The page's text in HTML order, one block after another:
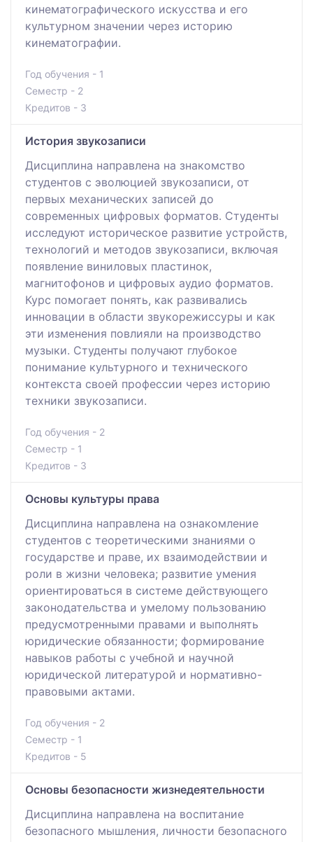
кинематографического искусства и его
культурном значении через историю
кинематографии.
Год обучения - 1
Семестр - 2
Кредитов - 3
История звукозаписи
Дисциплина направлена на знакомство
студентов с эволюцией звукозаписи, от
первых механических записей до
современных цифровых форматов. Студенты
исследуют историческое развитие устройств,
технологий и методов звукозаписи, включая
появление виниловых пластинок,
магнитофонов и цифровых аудио форматов.
Курс помогает понять, как развивались
инновации в области звукорежиссуры и как
эти изменения повлияли на производство
музыки. Студенты получают глубокое
понимание культурного и технического
контекста своей профессии через историю
техники звукозаписи.
Год обучения - 2
Семестр - 1
Кредитов - 3
Основы культуры права
Дисциплина направлена на ознакомление
студентов с теоретическими знаниями о
государстве и праве, их взаимодействии и
роли в жизни человека; развитие умения
ориентироваться в системе действующего
законодательства и умелому пользованию
предусмотренными правами и выполнять
юридические обязанности; формирование
навыков работы с учебной и научной
юридической литературой и нормативно-
правовыми актами.
Год обучения - 2
Семестр - 1
Кредитов - 5
Основы безопасности жизнедеятельности
Дисциплина направлена на воспитание
безопасного мышления, личности безопасного